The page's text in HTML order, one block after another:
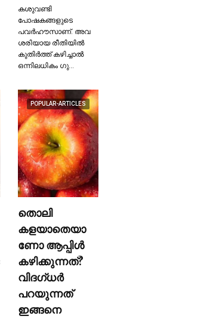
കശുവണ്ടി
പോഷകങ്ങളുടെ
പവർഹൗസാണ്. അവ
ശരിയായ രീതിയില്‍
കുതിർത്ത് കഴിച്ചാല്‍
ഒന്നിലധികം ഗു…
POPULAR-ARTICLES
തൊലി
കളയാതെയാ
ണോ ആപ്പിള്‍
കഴിക്കുന്നത്?
വിദഗ്ധര്‍
പറയുന്നത്
ഇങ്ങനെ